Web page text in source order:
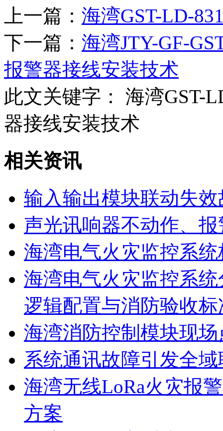
上一篇： 海湾GST-LD-
下一篇： 海湾JTY-GF-
报警器接线安装技术
此文关键字：
海湾GST-
器接线安装技术
相关资讯
输入输出模块联动失效
声光讯响器不动作、
海湾电气火灾监控系
海湾电气火灾监控系
逻辑配置与消防验收标
海湾消防控制模块现
系统通讯故障引发全
海湾无线LoRa火灾报
方案